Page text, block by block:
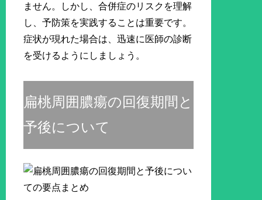
ません。しかし、合併症のリスクを理解
し、予防策を実践することは重要です。
症状が現れた場合は、迅速に医師の診断
を受けるようにしましょう。
扁桃周囲膿瘍の回復期間と
予後について